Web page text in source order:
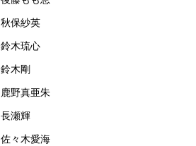
秋保紗英
鈴木琉心
鈴木剛
鹿野真亜朱
長瀬輝
佐々木愛海